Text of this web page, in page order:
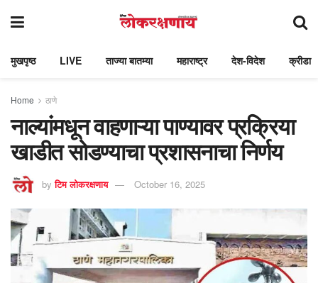
मुखपृष्ठ LIVE ताज्या बातम्या महाराष्ट्र देश-विदेश क्रीडा
Home ठाणे
नाल्यांमधून वाहणाऱ्या पाण्यावर प्रक्रिया
खाडीत सोडण्याचा प्रशासनाचा निर्णय
by टिम लोकरक्षणाय October 16, 2025